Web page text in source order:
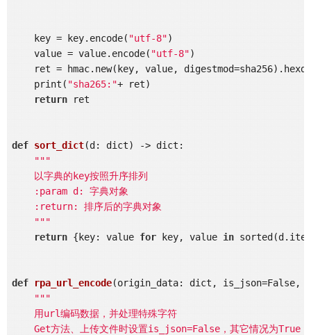
    key = key.encode(
"utf-8")
    value = value.encode(
"utf-8")
ret = hmac.new(key, value,
    print(
"sha265:"+ ret)
return ret
def sort_dict(d: dict)
-> dict:
"""
    以字典的key按照升序排列
    :param d: 字典对象
    :return: 排序后的字典对象
    """
return {key: value for key, value in
def rpa_url_encode(origin_data: dict, is_json=False,
"""
    用url编码数据，并处理特殊字符
    Get方法、上传文件时设置is_json=False，其它情况为True